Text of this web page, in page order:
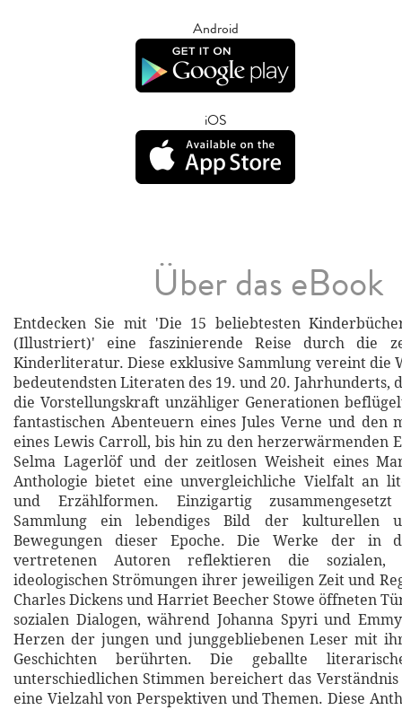
Android
iOS
Über das eBook
Entdecken Sie mit 'Die 15 beliebtesten
(Illustriert)' eine faszinierende Reise durch die
Kinderliteratur. Diese exklusive Sammlung vereint die
bedeutendsten Literaten des 19. und 20. Jahrhunderts,
die Vorstellungskraft unzähliger Generationen
fantastischen Abenteuern eines Jules Verne und den
eines Lewis Carroll, bis hin zu den herzerwärmenden
Selma Lagerlöf und der zeitlosen Weisheit eines
Anthologie bietet eine unvergleichliche Vielfalt an
und Erzählformen. Einzigartig
Sammlung ein lebendiges Bild der kulturellen
Bewegungen dieser Epoche. Die Werke der in
vertretenen Autoren reflektieren die sozialen,
ideologischen Strömungen ihrer jeweiligen Zeit und
Charles Dickens und Harriet Beecher Stowe öffneten
sozialen Dialogen, während Johanna Spyri und
Herzen der jungen und junggebliebenen Leser mit
Geschichten berührten. Die geballte
unterschiedlichen Stimmen bereichert das
eine Vielzahl von Perspektiven und Themen. Diese